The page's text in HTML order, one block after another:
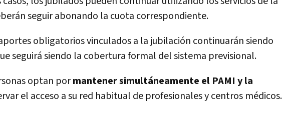
seguir abonando la cuota correspondiente.
obligatorios vinculados a la jubilación continuarán siendo
seguirá siendo la cobertura formal del sistema previsional.
optan pormantener simultáneamente el PAMI y la
el acceso a su red habitual de profesionales y centros médicos.